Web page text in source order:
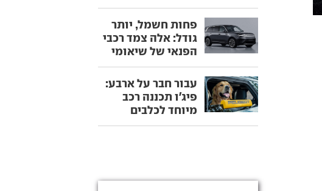
פחות חשמל, יותר
גודל: אלה צמד רכבי
הפנאי של שיאומי
עבור חבר על ארבע:
פיג'ו תכננה רכב
מיוחד לכלבים